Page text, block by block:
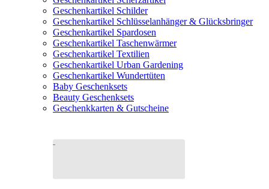
Geschenkartikel Schilder
Geschenkartikel Schlüsselanhänger & Glücksbringer
Geschenkartikel Spardosen
Geschenkartikel Taschenwärmer
Geschenkartikel Textilien
Geschenkartikel Urban Gardening
Geschenkartikel Wundertüten
Baby Geschenksets
Beauty Geschenksets
Geschenkkarten & Gutscheine